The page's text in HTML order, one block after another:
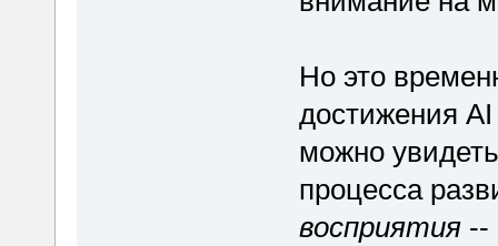
Но это
достижения AI
можно
процесса
восприятия--